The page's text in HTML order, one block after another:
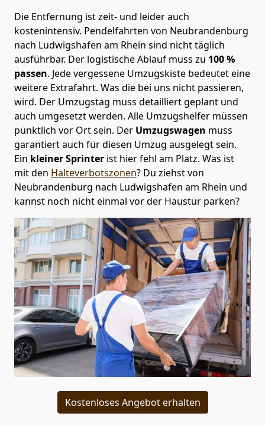
Die Entfernung ist zeit- und leider auch
kostenintensiv. Pendelfahrten von Neubrandenburg
nach Ludwigshafen am Rhein sind nicht täglich
ausführbar. Der logistische Ablauf muss zu 100 %
passen. Jede vergessene Umzugskiste bedeutet eine
weitere Extrafahrt. Was die bei uns nicht passieren,
wird. Der Umzugstag muss detailliert geplant und
auch umgesetzt werden. Alle Umzugshelfer müssen
pünktlich vor Ort sein. Der Umzugswagen muss
garantiert auch für diesen Umzug ausgelegt sein.
Ein kleiner Sprinter ist hier fehl am Platz. Was ist
mit den Halteverbotszonen? Du ziehst von
Neubrandenburg nach Ludwigshafen am Rhein und
kannst noch nicht einmal vor der Haustür parken?
Kostenloses Angebot erhalten